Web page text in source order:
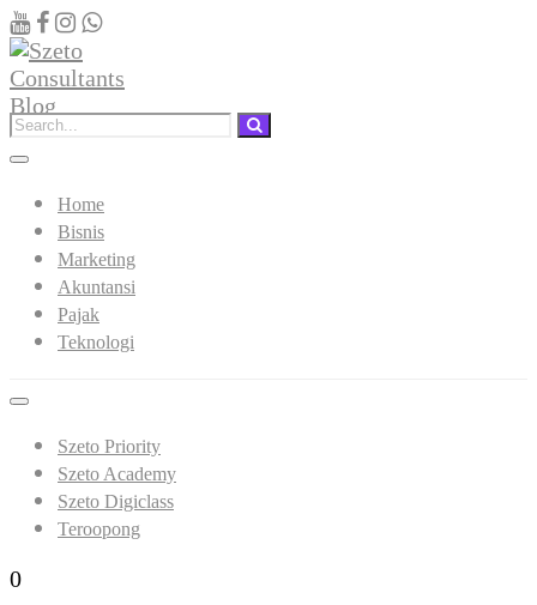
Home
Bisnis
Marketing
Akuntansi
Pajak
Teknologi
Szeto Priority
Szeto Academy
Szeto Digiclass
Teroopong
0